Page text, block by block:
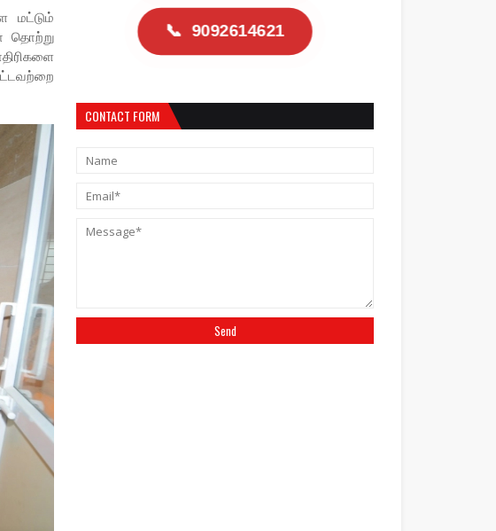
மட்டும்
தொற்று
📞 9092614621
CONTACT FORM